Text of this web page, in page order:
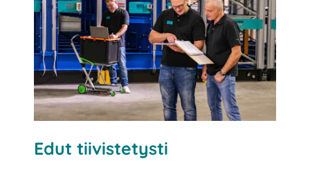
Edut tiivistetysti